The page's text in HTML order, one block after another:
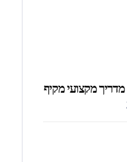
מדריך מקצועי מקיף